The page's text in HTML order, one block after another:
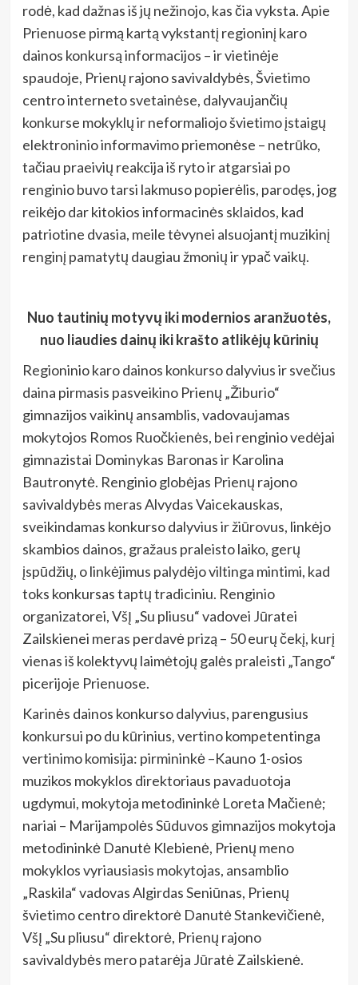
rodė, kad dažnas iš jų nežinojo, kas čia vyksta. Apie
Prienuose pirmą kartą vykstantį regioninį karo
dainos konkursą informacijos – ir vietinėje
spaudoje, Prienų rajono savivaldybės, Švietimo
centro interneto svetainėse, dalyvaujančių
konkurse mokyklų ir neformaliojo švietimo įstaigų
elektroninio informavimo priemonėse – netrūko,
tačiau praeivių reakcija iš ryto ir atgarsiai po
renginio buvo tarsi lakmuso popierėlis, parodęs, jog
reikėjo dar kitokios informacinės sklaidos, kad
patriotine dvasia, meile tėvynei alsuojantį muzikinį
renginį pamatytų daugiau žmonių ir ypač vaikų.
Nuo tautinių motyvų iki modernios aranžuotės,
nuo liaudies dainų iki krašto atlikėjų kūrinių
Regioninio karo dainos konkurso dalyvius ir svečius
daina pirmasis pasveikino Prienų „Žiburio“
gimnazijos vaikinų ansamblis, vadovaujamas
mokytojos Romos Ruočkienės, bei renginio vedėjai
gimnazistai Dominykas Baronas ir Karolina
Bautronytė. Renginio globėjas Prienų rajono
savivaldybės meras Alvydas Vaicekauskas,
sveikindamas konkurso dalyvius ir žiūrovus, linkėjo
skambios dainos, gražaus praleisto laiko, gerų
įspūdžių, o linkėjimus palydėjo viltinga mintimi, kad
toks konkursas taptų tradiciniu. Renginio
organizatorei, VšĮ „Su pliusu“ vadovei Jūratei
Zailskienei meras perdavė prizą – 50 eurų čekį, kurį
vienas iš kolektyvų laimėtojų galės praleisti „Tango“
picerijoje Prienuose.
Karinės dainos konkurso dalyvius, parengusius
konkursui po du kūrinius, vertino kompetentinga
vertinimo komisija: pirmininkė –Kauno 1-osios
muzikos mokyklos direktoriaus pavaduotoja
ugdymui, mokytoja metodininkė Loreta Mačienė;
nariai – Marijampolės Sūduvos gimnazijos mokytoja
metodininkė Danutė Klebienė, Prienų meno
mokyklos vyriausiasis mokytojas, ansamblio
„Raskila“ vadovas Algirdas Seniūnas, Prienų
švietimo centro direktorė Danutė Stankevičienė,
VšĮ „Su pliusu“ direktorė, Prienų rajono
savivaldybės mero patarėja Jūratė Zailskienė.